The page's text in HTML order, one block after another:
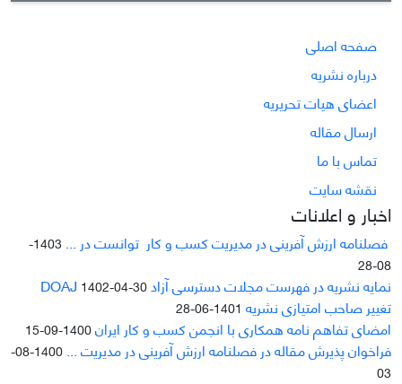
صفحه اصلی
درباره نشریه
اعضای هیات تحریریه
ارسال مقاله
تماس با ما
نقشه سایت
اخبار و اعلانات
فصلنامه ارزش آفرینی در مدیریت کسب و کار توانست در ...
1403-
08-28
نمایه نشریه در فهرست مجلات دسترسی آزاد DOAJ1402-04-30
تغییر صاحب امتیازی نشریه 1401-06-28
امضای تفاهم نامه همکاری با انجمن کسب و کار ایران1400-09-15
فراخوان پذیرش مقاله در فصلنامه ارزش آفرینی در مدیریت ...
1400-08-
03